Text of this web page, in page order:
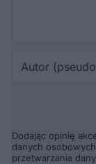
Dodając opinię
danych
przetwarzania